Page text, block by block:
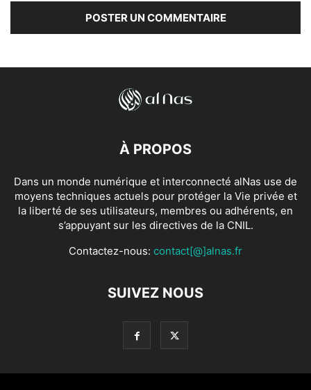
À PROPOS
Dans un monde numérique et interconnecté alNas use de
moyens techniques actuels pour protéger la Vie privée et
la liberté de ses utilisateurs, membres ou adhérents, en
s’appuyant sur les directives de la CNIL.
Contactez-nous: contact[@]alnas.fr
SUIVEZ NOUS